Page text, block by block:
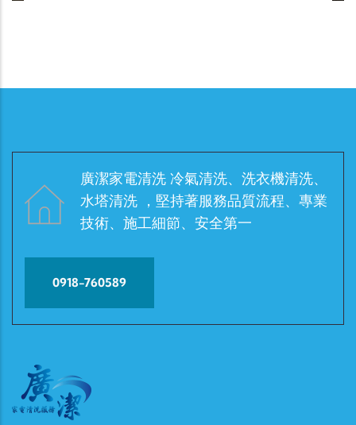
廣潔家電清洗 冷氣清洗、洗衣機清洗、
水塔清洗 ，堅持著服務品質流程、專業
技術、施工細節、安全第一
0918-760589